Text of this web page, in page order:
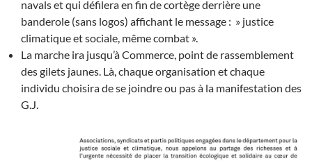
navals et qui défilera en fin de cortège derrière une
banderole (sans logos) affichant le message : » justice
climatique et sociale, même combat ».
La marche ira jusqu’à Commerce, point de rassemblement
des gilets jaunes. Là, chaque organisation et chaque
individu choisira de se joindre ou pas à la manifestation des
G.J.